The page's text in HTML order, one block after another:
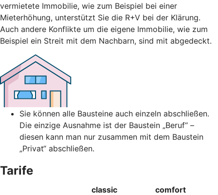
vermietete Immobilie, wie zum Beispiel bei einer
Mieterhöhung, unterstützt Sie die R+V bei der Klärung.
Auch andere Konflikte um die eigene Immobilie, wie zum
Beispiel ein Streit mit dem Nachbarn, sind mit abgedeckt.
Sie können alle Bausteine auch einzeln abschließen.
Die einzige Ausnahme ist der Baustein „Beruf“ –
diesen kann man nur zusammen mit dem Baustein
„Privat“ abschließen.
Tarife
classic
comfort